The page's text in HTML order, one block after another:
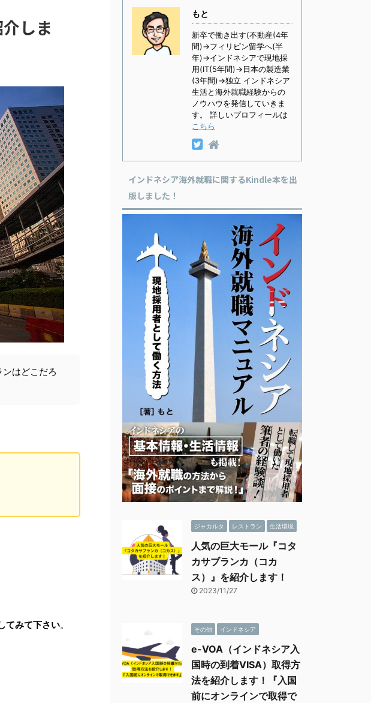
しま
はどこだろ
てみて下さい。
もと
新卒で働き出す(不動産(4年
間)→フィリピン留学へ(半
年)→インドネシアで現地採
用(IT(5年間)→日本の製造業
(3年間)→独立 インドネシア
生活と海外就職経験からの
ノウハウを発信していきま
す。 詳しいプロフィールは
こちら
インドネシア海外就職に関するKindle本を出
版しました！
ジャカルタ レストラン 生活環境
人気の巨大モール『コタ
カサブランカ（コカ
ス）』を紹介します！
2023/11/27
その他 インドネシア
e-VOA（インドネシア入
国時の到着VISA）取得方
法を紹介します！『入国
前にオンラインで取得で